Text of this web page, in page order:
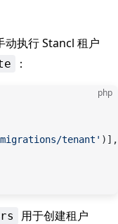
动执行 Stancl 租户
：
php
tenant' )],
用于创建租户